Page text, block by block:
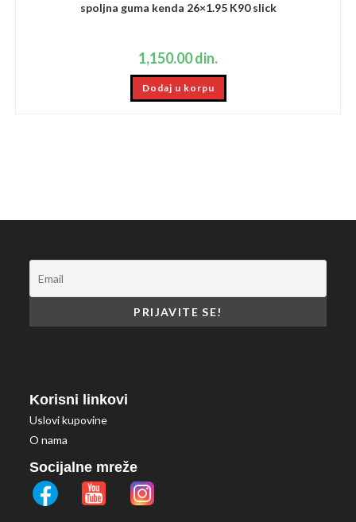
spoljna guma kenda 26×1.95 K90 slick
1,150.00din.
Dodaj u korpu
Korisni linkovi
Uslovi kupovine
O nama
Socijalne mreže